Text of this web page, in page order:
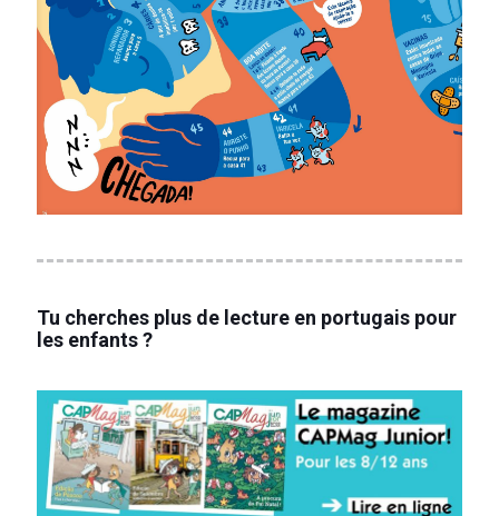
Tu cherches plus de lecture en portugais pour
les enfants ?